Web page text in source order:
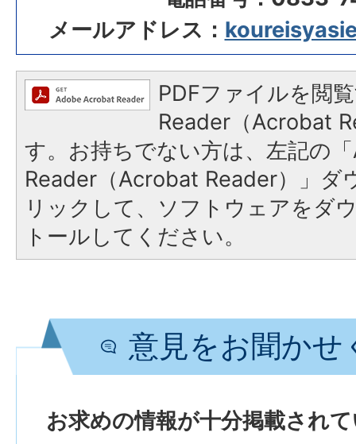
メールアドレス：
PDFファイルを閲
Reader（Acrobat
す。お持ちでない方は、左記の
Reader（Acrobat Reader）」ダ
リックして、ソフトウェアをダ
トールしてください。
意見をお聞かせ
お求めの情報が十分掲載され